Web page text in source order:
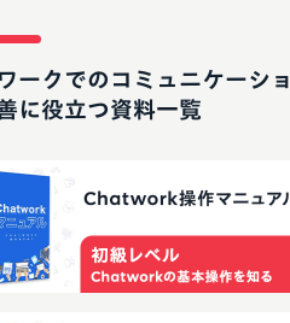
ークでのコミュニケーショ
に役立つ資料一覧